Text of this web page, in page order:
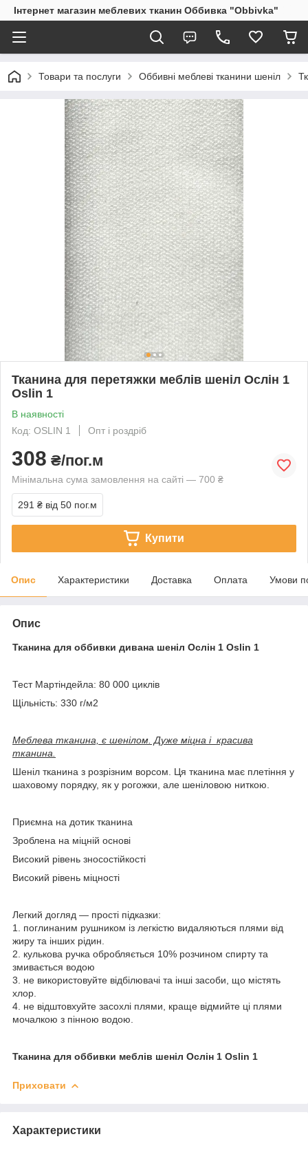
Інтернет магазин меблевих тканин Оббивка "Obbivka"
Товари та послуги Оббивні меблеві тканини шеніл
Тканина для перетяжки меблів шеніл Ослін 1
Oslin 1
В наявності
Код: OSLIN 1
Опт і роздріб
308 ₴/пог.м
Мінімальна сума замовлення на сайті — 700 ₴
291 ₴ від 50 пог.м
Купити
Опис Характеристики Доставка Оплата Умови
Опис
Тканина для оббивки дивана шеніл Ослін 1 Oslin 1
Тест Мартіндейла: 80 000 циклів
Щільність: 330 г/м2
Меблева тканина, є шенілом. Дуже міцна і красива
тканина.
Шеніл тканина з розрізним ворсом. Ця тканина має плетіння у
шаховому порядку, як у рогожки, але шеніловою ниткою.
Приємна на дотик тканина
Зроблена на міцній основі
Високий рівень зносостійкості
Високий рівень міцності
Легкий догляд — прості підказки:
1. поглинаним рушником із легкістю видаляються плями від
жиру та інших рідин.
2. кулькова ручка обробляється 10% розчином спирту та
змивається водою
3. не використовуйте відбілювачі та інші засоби, що містять
хлор.
4. не відштовхуйте засохлі плями, краще відмийте ці плями
мочалкою з пінною водою.
Тканина для оббивки меблів шеніл Ослін 1 Oslin 1
Приховати
Характеристики